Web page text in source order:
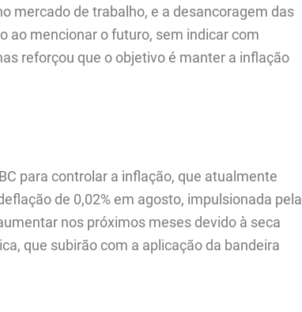
mercado de trabalho, e a desancoragem das
ao mencionar o futuro, sem indicar com
reforçou que o objetivo é manter a inflação
para controlar a inflação, que atualmente
de 0,02% em agosto, impulsionada pela
nos próximos meses devido à seca
que subirão com a aplicação da bandeira